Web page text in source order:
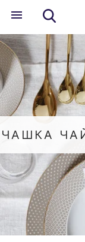
ЧАШКА